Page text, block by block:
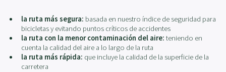
la ruta más segura: basada en nuestro índice de seguridad para
bicicletas y evitando puntos críticos de accidentes
la ruta con la menor contaminación del aire: teniendo en
cuenta la calidad del aire a lo largo de la ruta
la ruta más rápida: que incluye la calidad de la superficie de la
carretera